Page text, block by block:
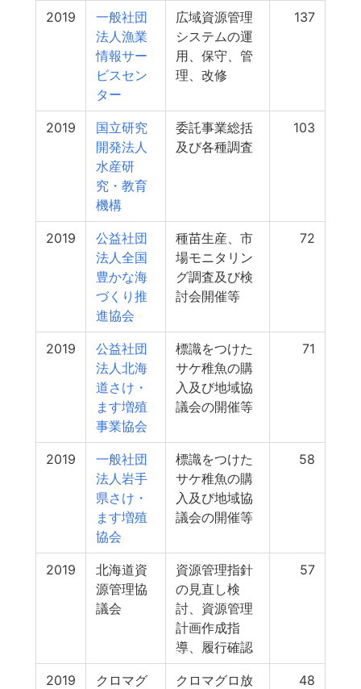
2019
一般社団
法人漁業
情報サー
ビスセン
ター
広域資源管理
システムの運
用、保守、管
理、改修
137
2019
国立研究
開発法人
水産研
究・教育
機構
委託事業総括
及び各種調査
103
2019
公益社団
法人全国
豊かな海
づくり推
進協会
種苗生産、市
場モニタリン
グ調査及び検
討会開催等
72
2019
公益社団
法人北海
道さけ・
ます増殖
事業協会
標識をつけた
サケ稚魚の購
入及び地域協
議会の開催等
71
2019
一般社団
法人岩手
県さけ・
ます増殖
協会
標識をつけた
サケ稚魚の購
入及び地域協
議会の開催等
58
2019
北海道資
源管理協
議会
資源管理指針
の見直し検
討、資源管理
計画作成指
導、履行確認
57
2019
クロマグ
クロマグロ放
48